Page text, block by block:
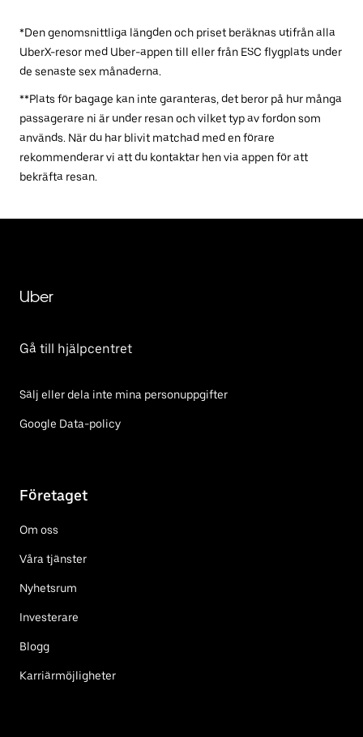
*Den genomsnittliga längden och priset beräknas utifrån alla
UberX-resor med Uber-appen till eller från ESC flygplats under
de senaste sex månaderna.
**Plats för bagage kan inte garanteras, det beror på hur många
passagerare ni är under resan och vilket typ av fordon som
används. När du har blivit matchad med en förare
rekommenderar vi att du kontaktar hen via appen för att
bekräfta resan.
Uber
Gå till hjälpcentret
Sälj eller dela inte mina personuppgifter
Google Data-policy
Företaget
Om oss
Våra tjänster
Nyhetsrum
Investerare
Blogg
Karriärmöjligheter